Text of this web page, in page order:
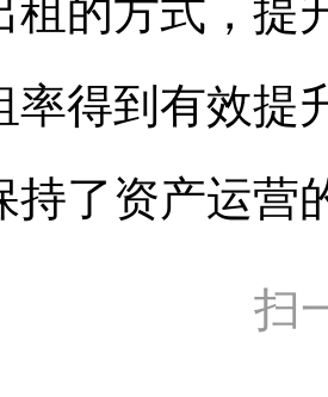
租的方式，提
率得到有效提
持了资产运营
扫